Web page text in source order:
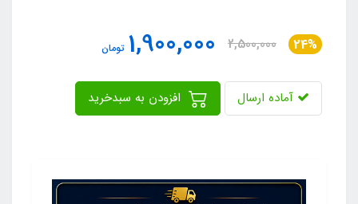
24%
2,500,000
1,900,000 تومان
آماده ارسال